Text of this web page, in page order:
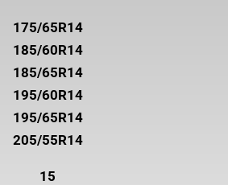
175/65R14
185/60R14
185/65R14
195/60R14
195/65R14
205/55R14
15